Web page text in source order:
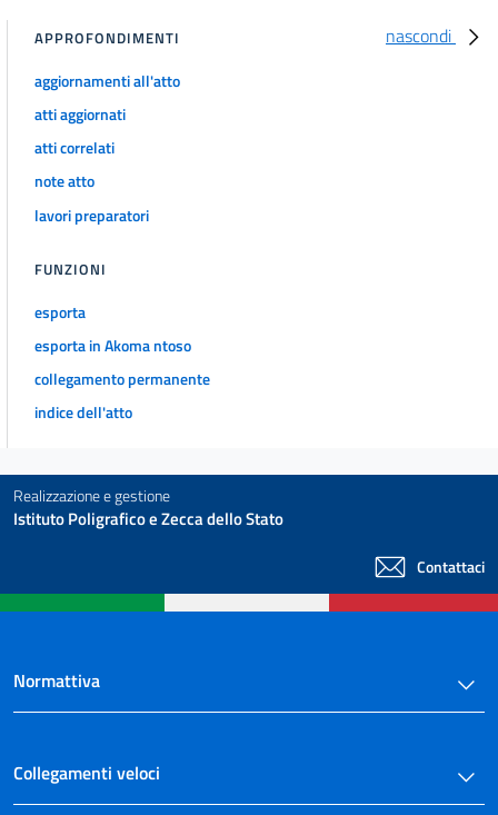
nascondi
APPROFONDIMENTI
aggiornamenti all'atto
atti aggiornati
atti correlati
note atto
lavori preparatori
FUNZIONI
esporta
esporta in Akoma ntoso
collegamento permanente
indice dell'atto
Realizzazione e gestione
Istituto Poligrafico e Zecca dello Stato
Contattaci
Normattiva
Collegamenti veloci